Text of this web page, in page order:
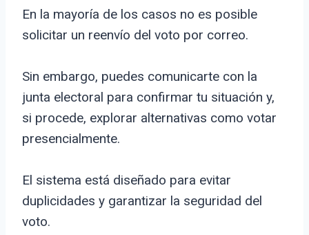
En la mayoría de los casos no es posible
solicitar un reenvío del voto por correo.
Sin embargo, puedes comunicarte con la
junta electoral para confirmar tu situación y,
si procede, explorar alternativas como votar
presencialmente.
El sistema está diseñado para evitar
duplicidades y garantizar la seguridad del
voto.